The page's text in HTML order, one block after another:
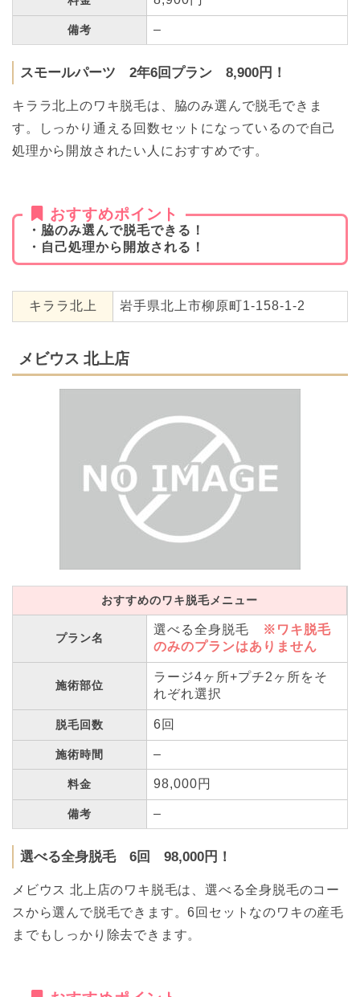
備考 –
スモールパーツ 2年6回プラン 8,900円！
キララ北上のワキ脱毛は、脇のみ選んで脱毛できま
す。しっかり通える回数セットになっているので自己
処理から開放されたい人におすすめです。
おすすめポイント
・脇のみ選んで脱毛できる！
・自己処理から開放される！
キララ北上 岩手県北上市柳原町1-158-1-2
メビウス 北上店
おすすめのワキ脱毛メニュー
プラン名
選べる全身脱毛
※ワキ脱毛
のみのプランはありません
施術部位
ラージ4ヶ所+プチ2ヶ所をそ
れぞれ選択
脱毛回数 6回
施術時間 –
料金 98,000円
備考 –
選べる全身脱毛 6回 98,000円！
メビウス 北上店のワキ脱毛は、選べる全身脱毛のコー
スから選んで脱毛できます。6回セットなのワキの産毛
までもしっかり除去できます。